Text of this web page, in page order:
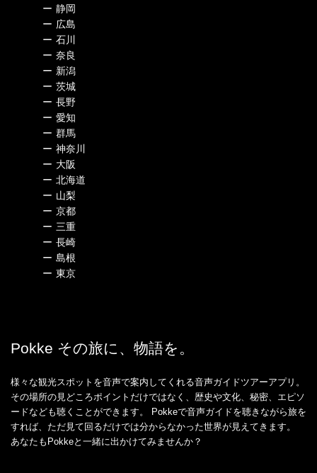
ー 静岡
ー 広島
ー 石川
ー 奈良
ー 新潟
ー 茨城
ー 長野
ー 愛知
ー 群馬
ー 神奈川
ー 大阪
ー 北海道
ー 山梨
ー 京都
ー 三重
ー 長崎
ー 島根
ー 東京
Pokke その旅に、物語を。
様々な観光スポットを音声で案内してくれる音声ガイドツアーアプリ。
その場所の見どころポイントだけではなく、歴史や文化、秘密、エピソ
ードなども聴くことができます。 Pokkeで音声ガイドを聴きながら旅を
すれば、ただ見て回るだけでは分からなかった世界が見えてきます。
あなたもPokkeと一緒に出かけてみませんか？